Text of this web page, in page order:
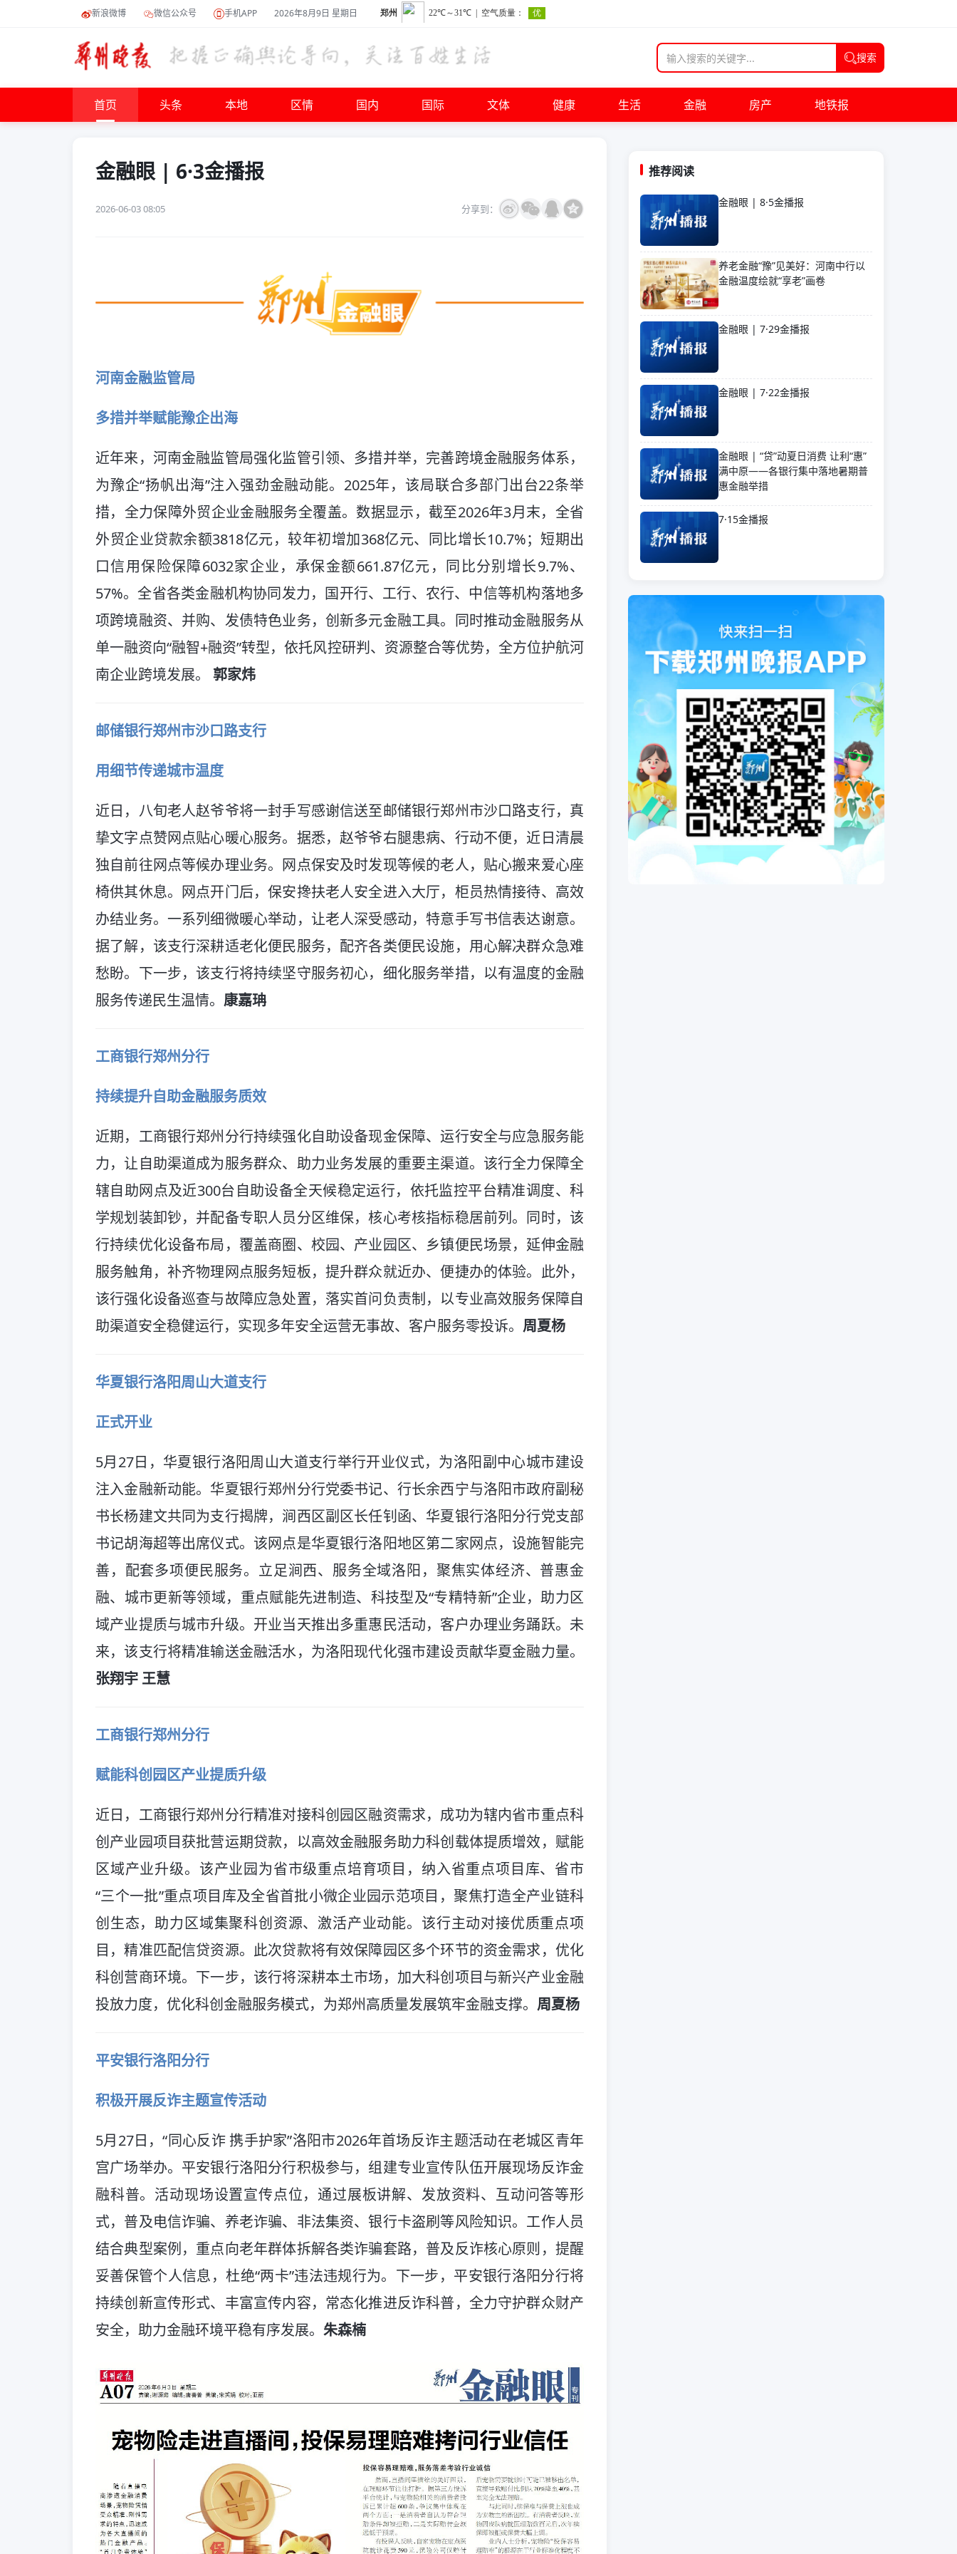
新浪微博 微信公众号 手机APP 2026年8月9日 星期日
搜索
首页 头条 本地 区情 国内 国际 文体 健康 生活 金融 房产 地铁报
金融眼 | 6·3金播报
2026-06-03 08:05 分享到：
河南金融监管局
多措并举赋能豫企出海
近年来，河南金融监管局强化监管引领、多措并举，完善跨境金融服务体系，
为豫企“扬帆出海”注入强劲金融动能。2025年，该局联合多部门出台22条举
措，全力保障外贸企业金融服务全覆盖。数据显示，截至2026年3月末，全省
外贸企业贷款余额3818亿元，较年初增加368亿元、同比增长10.7%；短期出
口信用保险保障6032家企业，承保金额661.87亿元，同比分别增长9.7%、
57%。全省各类金融机构协同发力，国开行、工行、农行、中信等机构落地多
项跨境融资、并购、发债特色业务，创新多元金融工具。同时推动金融服务从
单一融资向“融智+融资”转型，依托风控研判、资源整合等优势，全方位护航河
南企业跨境发展。 郭家炜
邮储银行郑州市沙口路支行
用细节传递城市温度
近日，八旬老人赵爷爷将一封手写感谢信送至邮储银行郑州市沙口路支行，真
挚文字点赞网点贴心暖心服务。据悉，赵爷爷右腿患病、行动不便，近日清晨
独自前往网点等候办理业务。网点保安及时发现等候的老人，贴心搬来爱心座
椅供其休息。网点开门后，保安搀扶老人安全进入大厅，柜员热情接待、高效
办结业务。一系列细微暖心举动，让老人深受感动，特意手写书信表达谢意。
据了解，该支行深耕适老化便民服务，配齐各类便民设施，用心解决群众急难
愁盼。下一步，该支行将持续坚守服务初心，细化服务举措，以有温度的金融
服务传递民生温情。 康嘉珃
工商银行郑州分行
持续提升自助金融服务质效
近期，工商银行郑州分行持续强化自助设备现金保障、运行安全与应急服务能
力，让自助渠道成为服务群众、助力业务发展的重要主渠道。该行全力保障全
辖自助网点及近300台自助设备全天候稳定运行，依托监控平台精准调度、科
学规划装卸钞，并配备专职人员分区维保，核心考核指标稳居前列。同时，该
行持续优化设备布局，覆盖商圈、校园、产业园区、乡镇便民场景，延伸金融
服务触角，补齐物理网点服务短板，提升群众就近办、便捷办的体验。此外，
该行强化设备巡查与故障应急处置，落实首问负责制，以专业高效服务保障自
助渠道安全稳健运行，实现多年安全运营无事故、客户服务零投诉。 周夏杨
华夏银行洛阳周山大道支行
正式开业
5月27日，华夏银行洛阳周山大道支行举行开业仪式，为洛阳副中心城市建设
注入金融新动能。华夏银行郑州分行党委书记、行长余西宁与洛阳市政府副秘
书长杨建文共同为支行揭牌，涧西区副区长任钊函、华夏银行洛阳分行党支部
书记胡海超等出席仪式。该网点是华夏银行洛阳地区第二家网点，设施智能完
善，配套多项便民服务。立足涧西、服务全域洛阳，聚焦实体经济、普惠金
融、城市更新等领域，重点赋能先进制造、科技型及“专精特新”企业，助力区
域产业提质与城市升级。开业当天推出多重惠民活动，客户办理业务踊跃。未
来，该支行将精准输送金融活水，为洛阳现代化强市建设贡献华夏金融力量。
张翔宇 王慧
工商银行郑州分行
赋能科创园区产业提质升级
近日，工商银行郑州分行精准对接科创园区融资需求，成功为辖内省市重点科
创产业园项目获批营运期贷款，以高效金融服务助力科创载体提质增效，赋能
区域产业升级。该产业园为省市级重点培育项目，纳入省重点项目库、省市
“三个一批”重点项目库及全省首批小微企业园示范项目，聚焦打造全产业链科
创生态，助力区域集聚科创资源、激活产业动能。该行主动对接优质重点项
目，精准匹配信贷资源。此次贷款将有效保障园区多个环节的资金需求，优化
科创营商环境。下一步，该行将深耕本土市场，加大科创项目与新兴产业金融
投放力度，优化科创金融服务模式，为郑州高质量发展筑牢金融支撑。 周夏杨
平安银行洛阳分行
积极开展反诈主题宣传活动
5月27日，“同心反诈 携手护家”洛阳市2026年首场反诈主题活动在老城区青年
宫广场举办。平安银行洛阳分行积极参与，组建专业宣传队伍开展现场反诈金
融科普。活动现场设置宣传点位，通过展板讲解、发放资料、互动问答等形
式，普及电信诈骗、养老诈骗、非法集资、银行卡盗刷等风险知识。工作人员
结合典型案例，重点向老年群体拆解各类诈骗套路，普及反诈核心原则，提醒
妥善保管个人信息，杜绝“两卡”违法违规行为。下一步，平安银行洛阳分行将
持续创新宣传形式、丰富宣传内容，常态化推进反诈科普，全力守护群众财产
安全，助力金融环境平稳有序发展。 朱森楠
推荐阅读
金融眼 | 8·5金播报
养老金融“豫”见美好：河南中行以
金融温度绘就“享老”画卷
金融眼 | 7·29金播报
金融眼 | 7·22金播报
金融眼 | “贷”动夏日消费 让利“惠”
满中原——各银行集中落地暑期普
惠金融举措
7·15金播报